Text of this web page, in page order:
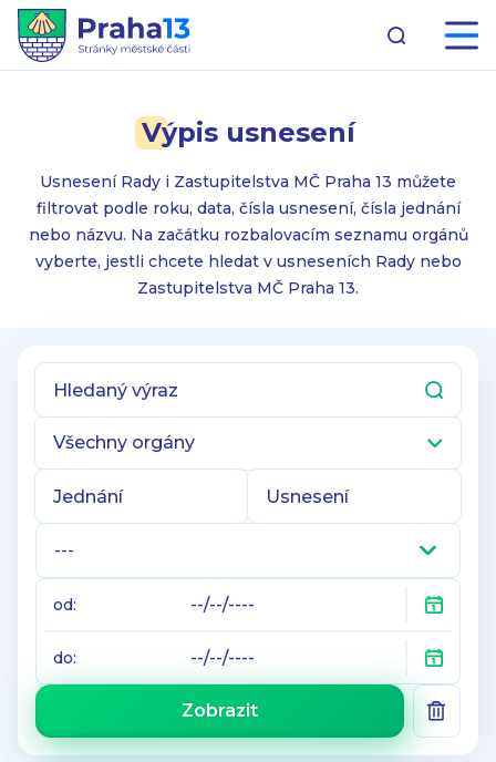
Výpis usnesení
Usnesení Rady i Zastupitelstva MČ Praha 13 můžete
filtrovat podle roku, data, čísla usnesení, čísla jednání
nebo názvu. Na začátku rozbalovacím seznamu orgánů
vyberte, jestli chcete hledat v usneseních Rady nebo
Zastupitelstva MČ Praha 13.
---
od:
do:
Zobrazit